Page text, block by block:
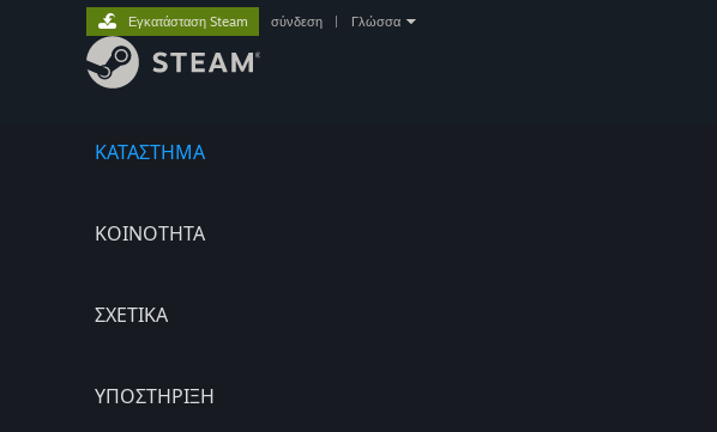
ΚΑΤΑΣΤΗΜΑ
ΚΟΙΝΟΤΗΤΑ
ΣΧΕΤΙΚΆ
ΥΠΟΣΤΗΡΙΞΗ
Εγκατάσταση Steam σύνδεση Γλώσσα